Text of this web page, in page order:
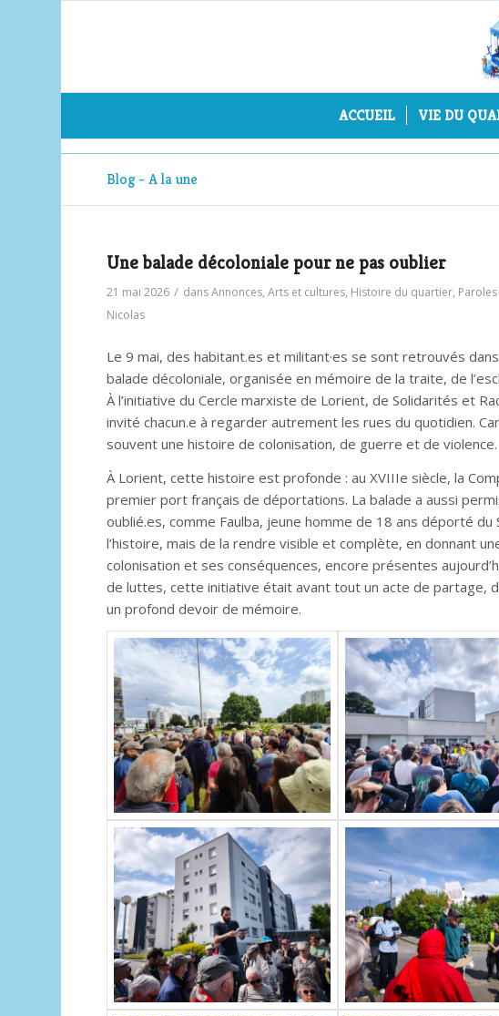
ACCUEIL VIE DU
Blog - A la une
Une balade décoloniale pour ne pas oublier
21 mai 2026 / dansAnnonces,Arts et cultures, Histoire du quartier,
Nicolas
Le 9 mai, des habitant.es et militant·es se sont retrouvés
balade décoloniale, organisée en mémoire de la traite, de
À l’initiative du Cercle marxiste de Lorient, de Solidarités et
invité chacun.e à regarder autrement les rues du quotidien.
souvent une histoire de colonisation, de guerre et de violence.
À Lorient, cette histoire est profonde : au XVIIIe siècle, la
premier port français de déportations. La balade a aussi
oublié.es, comme Faulba, jeune homme de 18 ans déporté du
l’histoire, mais de la rendre visible et complète, en donnant
colonisation et ses conséquences, encore présentes
de luttes, cette initiative était avant tout un acte de partage,
un profond devoir de mémoire.